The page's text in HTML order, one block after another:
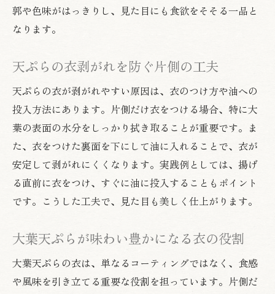
大葉天ぷらを軽やかに仕上げる技術
天ぷらとフリットの衣の違いを解説
大葉天ぷらで味わう和と洋の調理法比較
天ぷら衣とフリット衣の特徴を学ぶ
大葉天ぷらとフリットの使い分けポイント
サクサク天ぷらを作る調理法の違い
フリットと天ぷらの食感の違いを楽しむ
大葉天ぷらが縮まず丸まらない方法を解説
天ぷらの丸まりを防ぐ下処理のコツ
大葉天ぷらが平らに仕上がる工夫
衣が剥がれずきれいに揚がる秘訣
郭や色味がはっきりし、見た目にも食欲をそそる一品と
なります。
天ぷらの衣剥がれを防ぐ片側の工夫
天ぷらの衣が剥がれやすい原因は、衣のつけ方や油への
投入方法にあります。片側だけ衣をつける場合、特に大
葉の表面の水分をしっかり拭き取ることが重要です。ま
た、衣をつけた裏面を下にして油に入れることで、衣が
安定して剥がれにくくなります。実践例としては、揚げ
る直前に衣をつけ、すぐに油に投入することもポイント
です。こうした工夫で、見た目も美しく仕上がります。
大葉天ぷらが味わい豊かになる衣の役割
大葉天ぷらの衣は、単なるコーティングではなく、食感
や風味を引き立てる重要な役割を担っています。片側だ